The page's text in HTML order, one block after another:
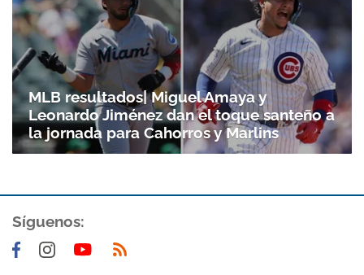
MLB resultados| Miguel Amaya y
Leonardo Jiménez dan el toque santeño a
la jornada para Cahorros y Marlins
Síguenos: